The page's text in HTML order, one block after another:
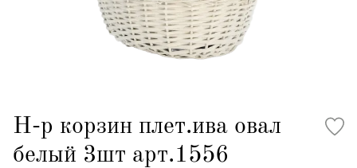
Н-р корзин плет.ива овал
белый 3шт арт.1556